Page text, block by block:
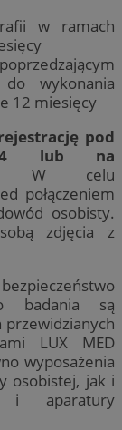
w ramach
do wykonania
12 miesięcy
pod
lub na
W celu
połączeniem
osobisty.
zdjęcia z
badania są
LUX MED
wyposażenia
osobistej, jak i
i aparatury